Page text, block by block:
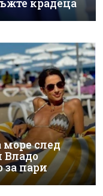
крадеца
след
Владо
за пари